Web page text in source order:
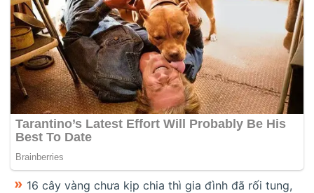
16 cây vàng chưa kịp chia thì gia đình đã rối tung,